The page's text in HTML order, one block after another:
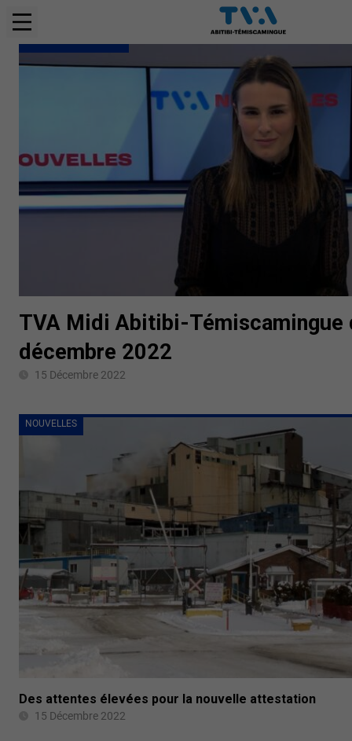
TVA Midi Abitibi-Témiscamingue
décembre 2022
15 Décembre 2022
NOUVELLES
Des attentes élevées pour la nouvelle attestation
15 Décembre 2022